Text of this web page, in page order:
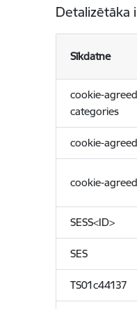
Detalizētāka
Sīkdatne
cookie-
categories
cookie-agreed
cookie-
SESS<ID>
SES
TS01c44137